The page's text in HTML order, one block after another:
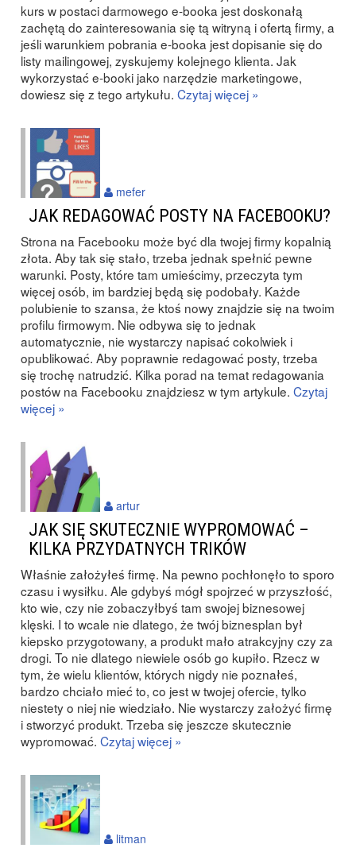
kurs w postaci darmowego e-booka jest doskonałą
zachętą do zainteresowania się tą witryną i ofertą firmy, a
jeśli warunkiem pobrania e-booka jest dopisanie się do
listy mailingowej, zyskujemy kolejnego klienta. Jak
wykorzystać e-booki jako narzędzie marketingowe,
dowiesz się z tego artykułu. Czytaj więcej »
JAK REDAGOWAĆ POSTY NA FACEBOOKU?
Strona na Facebooku może być dla twojej firmy kopalnią
złota. Aby tak się stało, trzeba jednak spełnić pewne
warunki. Posty, które tam umieścimy, przeczyta tym
więcej osób, im bardziej będą się podobały. Każde
polubienie to szansa, że ktoś nowy znajdzie się na twoim
profilu firmowym. Nie odbywa się to jednak
automatycznie, nie wystarczy napisać cokolwiek i
opublikować. Aby poprawnie redagować posty, trzeba
się trochę natrudzić. Kilka porad na temat redagowania
postów na Facebooku znajdziesz w tym artykule. Czytaj
więcej »
mefer
JAK SIĘ SKUTECZNIE WYPROMOWAĆ –
KILKA PRZYDATNYCH TRIKÓW
Właśnie założyłeś firmę. Na pewno pochłonęło to sporo
czasu i wysiłku. Ale gdybyś mógł spojrzeć w przyszłość,
kto wie, czy nie zobaczyłbyś tam swojej biznesowej
klęski. I to wcale nie dlatego, że twój biznesplan był
kiepsko przygotowany, a produkt mało atrakcyjny czy za
drogi. To nie dlatego niewiele osób go kupiło. Rzecz w
tym, że wielu klientów, których nigdy nie poznałeś,
bardzo chciało mieć to, co jest w twojej ofercie, tylko
niestety o niej nie wiedziało. Nie wystarczy założyć firmę
i stworzyć produkt. Trzeba się jeszcze skutecznie
wypromować. Czytaj więcej »
artur
litman